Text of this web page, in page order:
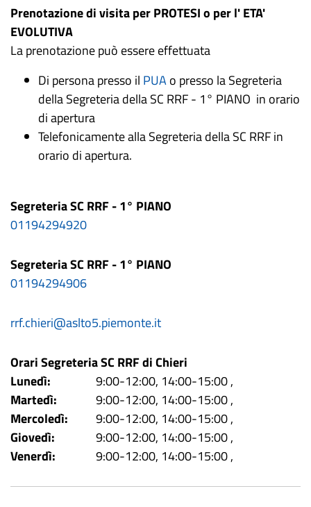
Prenotazione di visita per PROTESI o per l' ETA'
EVOLUTIVA
La prenotazione può essere effettuata
Di persona presso il PUAo presso la Segreteria
della Segreteria della SC RRF - 1° PIANO in orario
di apertura
Telefonicamente alla Segreteria della SC RRF in
orario di apertura.
Segreteria SC RRF - 1° PIANO
01194294920
Segreteria SC RRF - 1° PIANO
01194294906
rrf.chieri@aslto5.piemonte.it
Orari Segreteria SC RRF di Chieri
Lunedì:
9:00-12:00, 14:00-15:00,
Martedì:
9:00-12:00, 14:00-15:00,
Mercoledì:
9:00-12:00, 14:00-15:00,
Giovedì:
9:00-12:00, 14:00-15:00,
Venerdì:
9:00-12:00, 14:00-15:00,